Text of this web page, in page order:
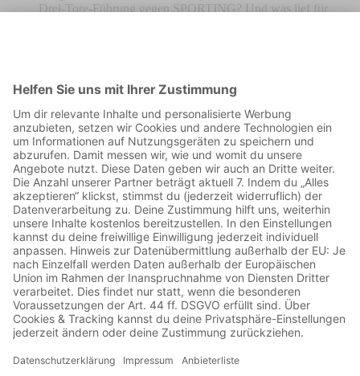
Drei-Tore-Führung gegen SPORTING? Und was lief für
MAZArbeit gefragt – Kann
Leverkusen auch Bayern ärgern?